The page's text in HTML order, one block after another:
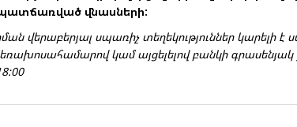
վնասների:
վերաբերյալ սպառիչ տեղեկություններ կարելի
կամ այցելելով բանկի գրասենյակ